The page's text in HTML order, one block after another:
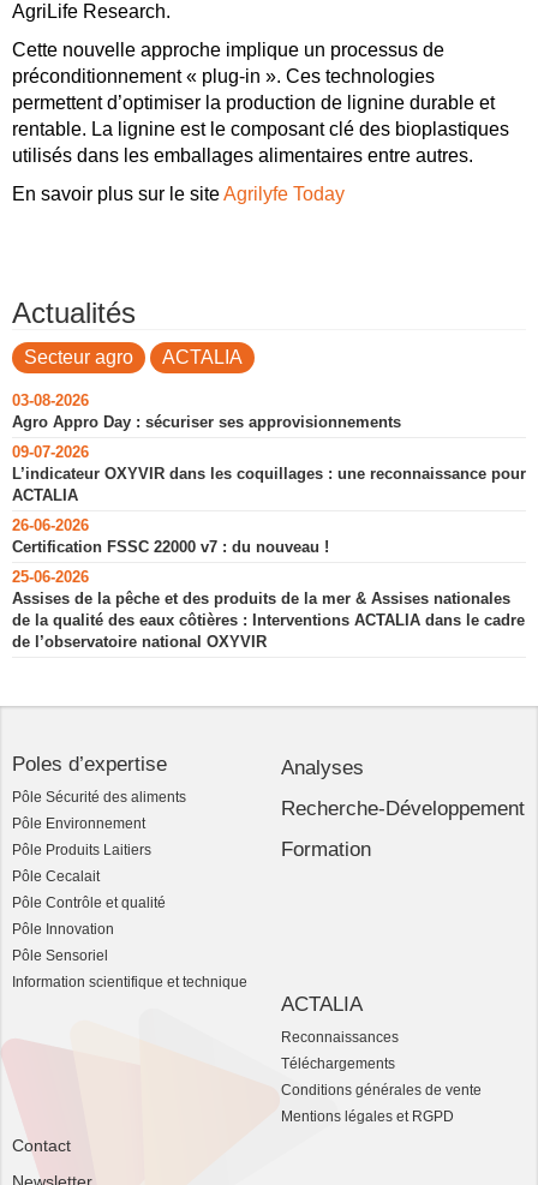
AgriLife Research.
Cette nouvelle approche implique un processus de
préconditionnement « plug-in ». Ces technologies
permettent d’optimiser la production de lignine durable et
rentable. La lignine est le composant clé des bioplastiques
utilisés dans les emballages alimentaires entre autres.
En savoir plus sur le siteAgrilyfe Today
Actualités
Secteur agro ACTALIA
03-08-2026
Agro Appro Day : sécuriser ses approvisionnements
09-07-2026
L’indicateur OXYVIR dans les coquillages : une reconnaissance pour
ACTALIA
26-06-2026
Certification FSSC 22000 v7 : du nouveau !
25-06-2026
Assises de la pêche et des produits de la mer & Assises nationales
de la qualité des eaux côtières : Interventions ACTALIA dans le cadre
de l’observatoire national OXYVIR
Poles d’expertise
Pôle Sécurité des aliments
Pôle Environnement
Pôle Produits Laitiers
Pôle Cecalait
Pôle Contrôle et qualité
Pôle Innovation
Pôle Sensoriel
Information scientifique et technique
Analyses
Recherche-Développement
Formation
ACTALIA
Reconnaissances
Téléchargements
Conditions générales de vente
Mentions légales et RGPD
Contact